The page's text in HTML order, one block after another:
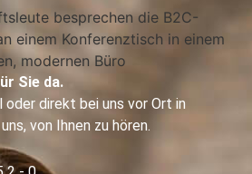
Sie da.
direkt bei uns vor Ort in
von Ihnen zu hören.